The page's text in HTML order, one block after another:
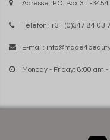
Adresse: P.O. Box 31 -
Telefon: +31 (0)347 84 03
E-mail:
Monday - Friday: 8:00 am